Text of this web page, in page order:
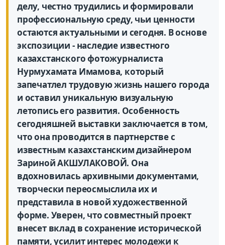
делу, честно трудились и формировали
профессиональную среду, чьи ценности
остаются актуальными и сегодня. В основе
экспозиции - наследие известного
казахстанского фотожурналиста
Нурмухамата Имамова, который
запечатлел трудовую жизнь нашего города
и оставил уникальную визуальную
летопись его развития. Особенность
сегодняшней выставки заключается в том,
что она проводится в партнерстве с
известным казахстанским дизайнером
Зариной АКШУЛАКОВОЙ. Она
вдохновилась архивными документами,
творчески переосмыслила их и
представила в новой художественной
форме. Уверен, что совместный проект
внесет вклад в сохранение исторической
памяти, усилит интерес молодежи к